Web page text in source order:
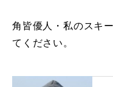
角皆優人・私のスキ
てください。